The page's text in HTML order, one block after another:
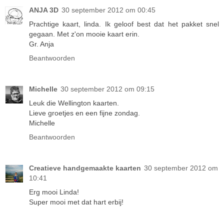
ANJA 3D 30 september 2012 om 00:45
Prachtige kaart, linda. Ik geloof best dat het pakket snel
gegaan. Met z'on mooie kaart erin.
Gr. Anja
Beantwoorden
Michelle 30 september 2012 om 09:15
Leuk die Wellington kaarten.
Lieve groetjes en een fijne zondag.
Michelle
Beantwoorden
Creatieve handgemaakte kaarten 30 september 2012 om
10:41
Erg mooi Linda!
Super mooi met dat hart erbij!